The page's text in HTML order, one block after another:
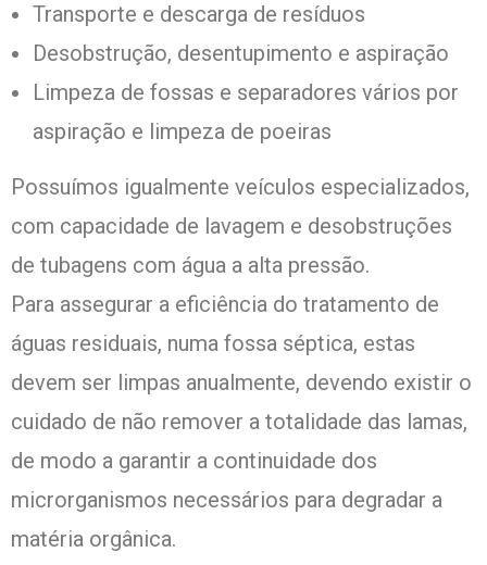
Transporte e descarga de resíduos
Desobstrução, desentupimento e aspiração
Limpeza de fossas e separadores vários por
aspiração e limpeza de poeiras
Possuímos igualmente veículos especializados,
com capacidade de lavagem e desobstruções
de tubagens com água a alta pressão.
Para assegurar a eficiência do tratamento de
águas residuais, numa fossa séptica, estas
devem ser limpas anualmente, devendo existir o
cuidado de não remover a totalidade das lamas,
de modo a garantir a continuidade dos
microrganismos necessários para degradar a
matéria orgânica.